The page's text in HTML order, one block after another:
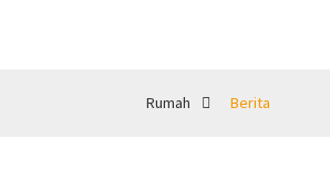
Rumah Berita